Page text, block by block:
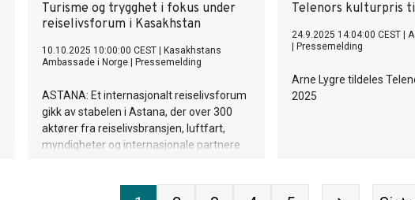
Turisme og trygghet i fokus under
reiselivsforum i Kasakhstan
10.10.2025 10:00:00 CEST
Kasakhstans
Ambassade i Norge
Pressemelding
ASTANA: Et internasjonalt reiselivsforum
gikk av stabelen i Astana, der over 300
aktører fra reiselivsbransjen, luftfart,
myndigheter og internasjonale partnere
nøkkelfaktorer for bærekraftig vekst.
Telenors kulturpris
24.9.2025 14:04:00 CEST
Pressemelding
Arne Lygre tildeles
2025